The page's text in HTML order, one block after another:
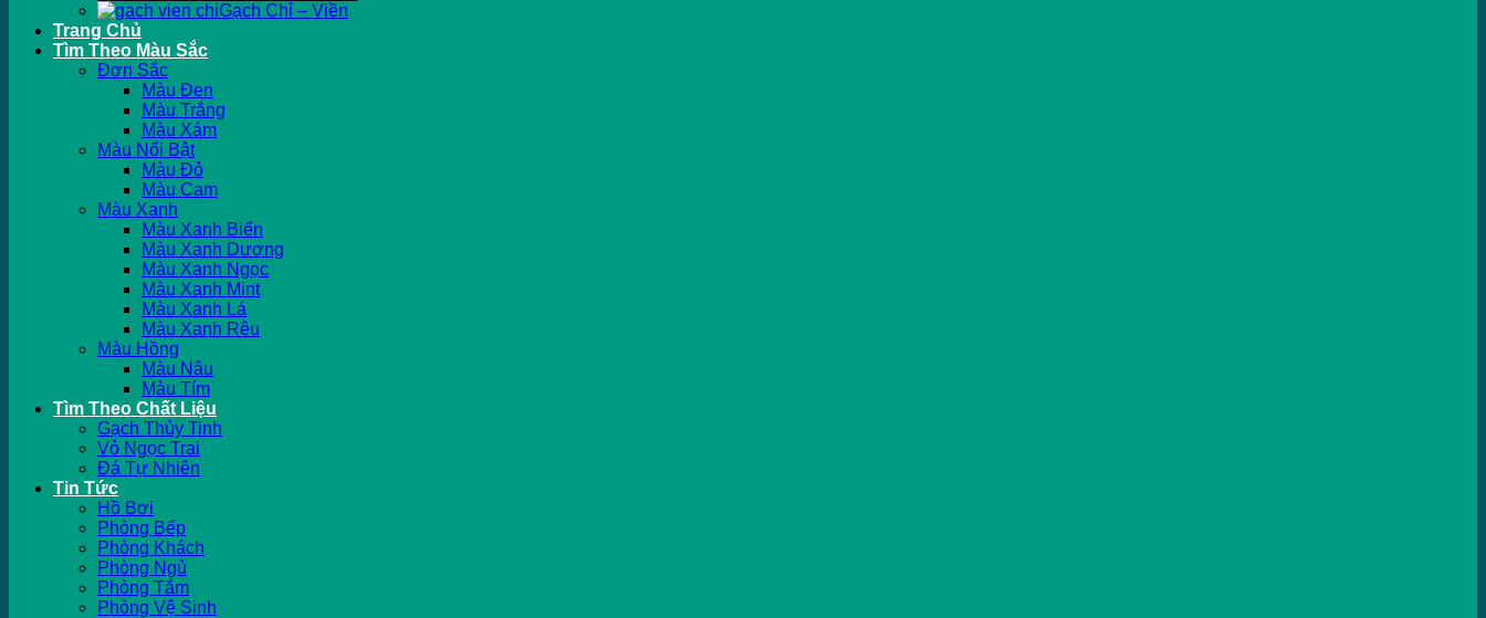
Gạch Chỉ – Viền
Trang Chủ
Tìm Theo Màu Sắc
Đơn Sắc
Màu Đen
Màu Trắng
Màu Xám
Màu Nổi Bật
Màu Đỏ
Màu Cam
Màu Xanh
Màu Xanh Biển
Màu Xanh Dương
Màu Xanh Ngọc
Màu Xanh Mint
Màu Xanh Lá
Màu Xanh Rêu
Màu Hồng
Màu Nâu
Màu Tím
Tìm Theo Chất Liệu
Gạch Thủy Tinh
Vỏ Ngọc Trai
Đá Tự Nhiên
Tin Tức
Hồ Bơi
Phòng Bếp
Phòng Khách
Phòng Ngủ
Phòng Tắm
Phòng Vệ Sinh